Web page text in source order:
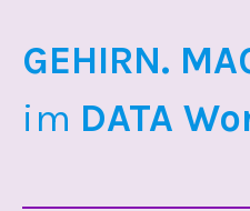
GEHIRN.
im DATA